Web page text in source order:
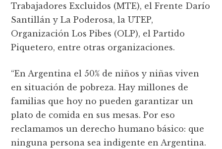
Trabajadores Excluidos (MTE), el Frente Darío
Santillán y La Poderosa, la UTEP,
Organización Los Pibes (OLP), el Partido
Piquetero, entre otras organizaciones.
“En Argentina el 50% de niños y niñas viven
en situación de pobreza. Hay millones de
familias que hoy no pueden garantizar un
plato de comida en sus mesas. Por eso
reclamamos un derecho humano básico: que
ninguna persona sea indigente en Argentina.